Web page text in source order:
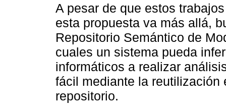
A pesar de que estos
esta propuesta va más allá,
Repositorio Semántico de
cuales un sistema pueda
informáticos a realizar
fácil mediante la reutilización
repositorio.